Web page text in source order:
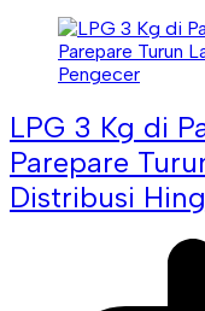
LPG 3 Kg di
Parepare
Distribusi